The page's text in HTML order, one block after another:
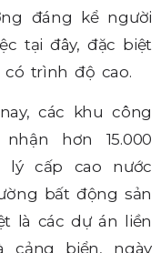
đáng kể người
tại đây, đặc biệt
trình độ cao.
các khu công
hơn 15.000
lý cấp cao nước
bất động sản
là các dự án liền
cảng biển, ngày